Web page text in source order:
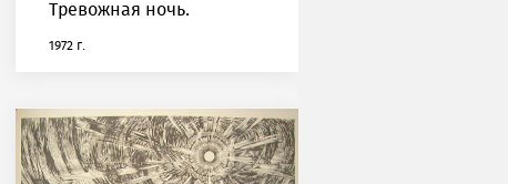
Тревожная ночь.
1972 г.